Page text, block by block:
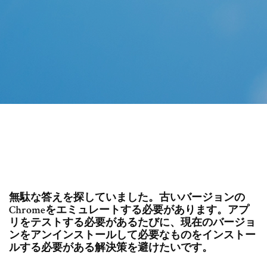
無駄な答えを探していました。古いバージョンの
Chromeをエミュレートする必要があります。アプ
リをテストする必要があるたびに、現在のバージョ
ンをアンインストールして必要なものをインストー
ルする必要がある解決策を避けたいです。